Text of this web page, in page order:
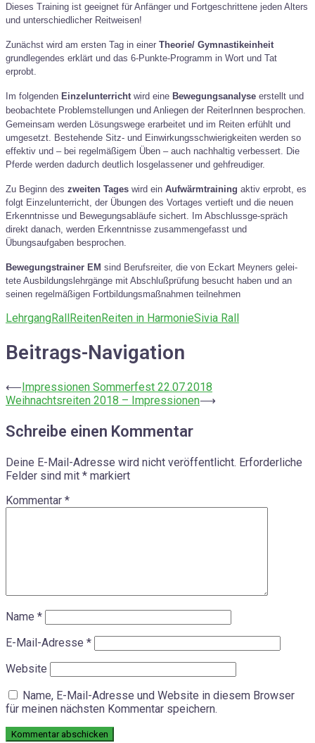
Dieses Training ist geeignet für Anfänger und Fortgeschrittene jeden Alters
und unterschiedlicher Reitweisen!
Zunächst wird am ersten Tag in einer Theorie/ Gymnastikeinheit
grundlegendes erklärt und das 6-Punkte-Programm in Wort und Tat
erprobt.
m folgenden Einzelunterricht wird eine Bewegungsanalyse erstellt und
beobachtete Problemstellungen und Anliegen der ReiterInnen besprochen.
Gemeinsam werden Lösungswege erarbeitet und im Reiten erfühlt und
umgesetzt.
Bestehende Sitz- und Einwirkungsschwierigkeiten werden so
effektiv und – bei regelmäßigem Üben – auch nachhaltig verbessert.
Die
Pferde werden dadurch deutlich losgelassener und gehfreudiger.
Zu Beginn des zweiten Tages wird ein Aufwärmtraining aktiv erprobt, es
folgt Einzelunterricht, der Übungen des Vortages vertieft und die neuen
Erkenntnisse und Bewegungsabläufe sichert. Im Abschlussge-spräch
direkt danach, werden Erkenntnisse zusammengefasst und
Übungsaufgaben besprochen.
Bewegungstrainer EM sind Berufsreiter, die von Eckart Meyners gelei-
tete Ausbildungslehrgänge mit Abschlußprüfung besucht haben und an
seinen regelmäßigen Fortbildungsmaßnahmen teilnehmen
LehrgangRallReitenReiten in HarmonieSivia Rall
Beitrags-Navigation
⟵ Impressionen Sommerfest 22.07.2018
Weihnachtsreiten 2018 – Impressionen⟶
Schreibe einen Kommentar
Deine E-Mail-Adresse wird nicht veröffentlicht. Erforderliche
Felder sind mit * markiert
Kommentar *
Name *
E-Mail-Adresse *
Website
Name, E-Mail-Adresse und Website in diesem Browser
für meinen nächsten Kommentar speichern.